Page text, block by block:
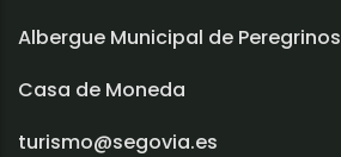
Albergue Municipal de Peregrinos
Casa de Moneda
turismo@segovia.es